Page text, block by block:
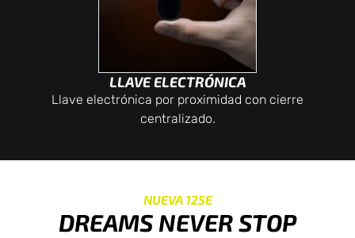
LLAVE ELECTRÓNICA
Llave electrónica por proximidad con cierre
centralizado.
NUEVA 125E
DREAMS NEVER STOP